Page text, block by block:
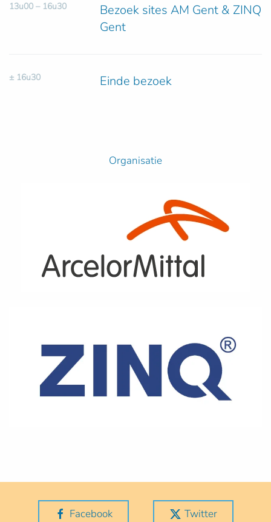
13u00 – 16u30
Bezoek sites AM Gent & ZINQ
Gent
± 16u30 Einde bezoek
Organisatie
Facebook Twitter